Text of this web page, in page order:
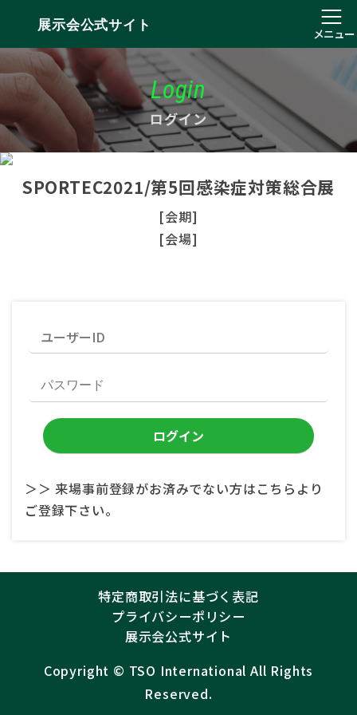
展示会公式サイト
メニュー
Login
ログイン
SPORTEC2021/第5回感染症対策総合展
[会期]
[会場]
＞＞ 来場事前登録がお済みでない方はこちらより
ご登録下さい。
特定商取引法に基づく表記
プライバシーポリシー
展示会公式サイト
Copyright ©︎ TSO International All Rights
Reserved.